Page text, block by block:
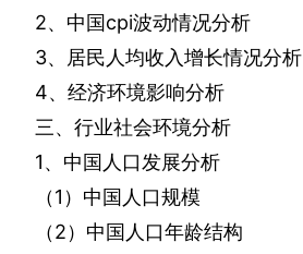
2、中国cpi波动情况分析
3、居民人均收入增长情况分析
4、经济环境影响分析
三、行业社会环境分析
1、中国人口发展分析
（1 ）中国人口规模
（2）中国人口年龄结构